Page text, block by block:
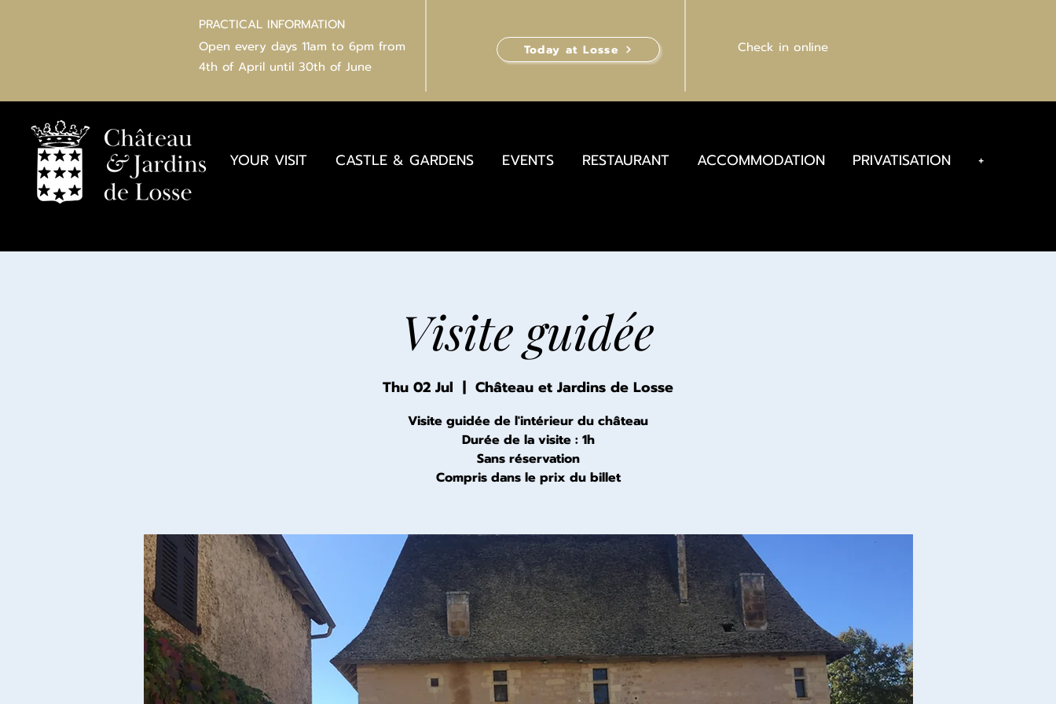
PRACTICAL INFORMATION
Open every days 11am to 6pm from
4th of April until 30th of June
Today at Losse Check in online
YOUR VISIT CASTLE & GARDENS EVENTS RESTAURANT ACCOMMODATION PRIVATISATION +
Visite guidée
Thu 02 Jul
  |
Château et Jardins de Losse
Visite guidée de l'intérieur du château
Durée de la visite : 1h
Sans réservation
Compris dans le prix du billet